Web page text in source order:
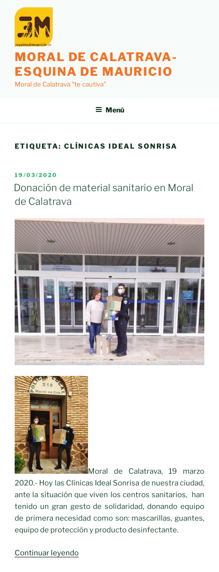
contenido
MORAL DE CALATRAVA-
ESQUINA DE MAURICIO
Moral de Calatrava "te cautiva"
Menú
ETIQUETA: CLÍNICAS IDEAL SONRISA
PUBLICADO
EL
19/03/2020
Donación de material sanitario en Moral
de Calatrava
Moral de Calatrava, 19 marzo
2020.- Hoy las Clínicas Ideal Sonrisa de nuestra ciudad,
ante la situación que viven los centros sanitarios, han
tenido un gran gesto de solidaridad, donando equipo
de primera necesidad como son: mascarillas, guantes,
equipo de protección y producto desinfectante.
Continuar leyendo«Donación